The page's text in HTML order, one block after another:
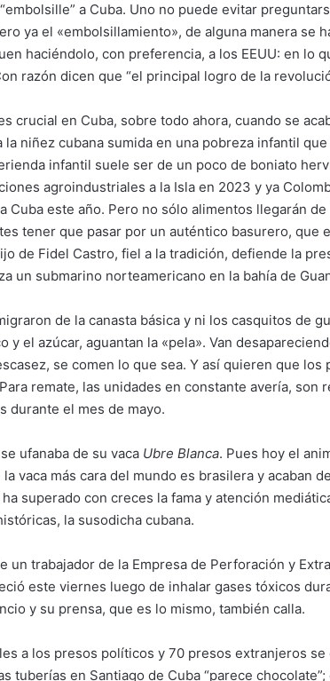
a Cuba. Uno no puede evitar
ya el «embolsillamiento», de alguna manera se
haciéndolo, con preferencia, a los EEUU: en lo
razón dicen que “el principal logro de la
crucial en Cuba, sobre todo ahora, cuando se
la niñez cubana sumida en una pobreza infantil
infantil suele ser de un poco de boniato
agroindustriales a la Isla en 2023 y ya
Cuba este año. Pero no sólo alimentos llegarán
tener que pasar por un auténtico basurero, que
de Fidel Castro, fiel a la tradición, defiende la
un submarino norteamericano en la bahía de
de la canasta básica y ni los casquitos de
y el azúcar, aguantan la «pela». Van
se comen lo que sea. Y así quieren que los
remate, las unidades en constante avería, son
durante el mes de mayo.
ufanaba de su vaca Ubre Blanca. Pues hoy el
vaca más cara del mundo es brasilera y acaban
superado con creces la fama y atención
la susodicha cubana.
un trabajador de la Empresa de Perforación y
este viernes luego de inhalar gases tóxicos
y su prensa, que es lo mismo, también calla.
a los presos políticos y 70 presos extranjeros
tuberías en Santiago de Cuba “parece